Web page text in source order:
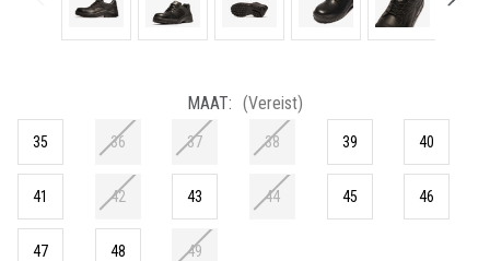
MAAT: (Vereist)
35 36 37 38 39 40
41 42 43 44 45 46
47 48 49